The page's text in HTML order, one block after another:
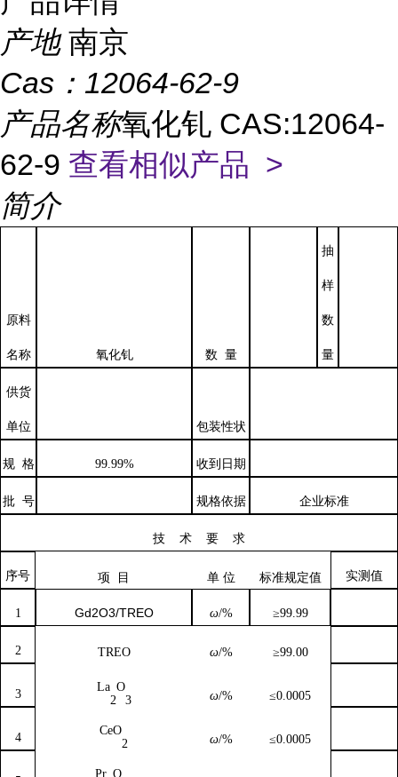
产地 南京
Cas： 12064-62-9
产品名称氧化钆 CAS:12064-
62-9 查看相似产品 >
简介
原料
名称 氧化钆 数 量
抽
样
数
量
供货
单位 包装性状
规 格 99.99% 收到日期
批 号 规格依据 企业标准
技 术 要 求
序号 项 目 单 位 标准规定值 实测值
1 Gd2O3/TREO ω/% ≥99.99
2 TREO ω/% ≥99.00
3
La
2
O
3
ω/% ≤0.0005
4
CeO
2
ω/% ≤0.0005
Pr O